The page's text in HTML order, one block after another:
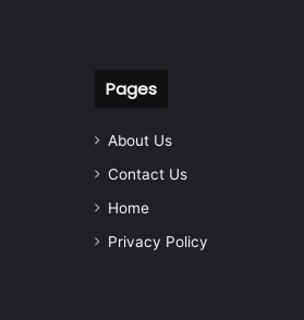
Pages
About Us
Contact Us
Home
Privacy Policy